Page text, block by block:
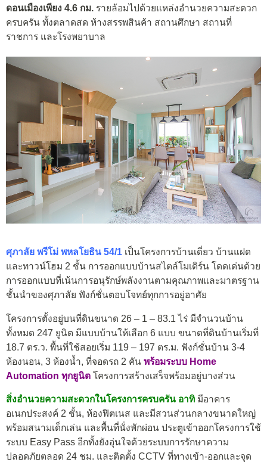
ดอนเมืองเพียง 4.6 กม. รายล้อมไปด้วยแหล่งอำนวยความสะดวก
ครบครัน ทั้งตลาดสด ห้างสรรพสินค้า สถานศึกษา สถานที่
ราชการ และโรงพยาบาล
ศุภาลัย พรีโม่ พหลโยธิน 54/1 เป็นโครงการบ้านเดี่ยว บ้านแฝด
และทาวน์โฮม 2 ชั้น การออกแบบบ้านสไตล์โมเดิร์น โดดเด่นด้วย
การออกแบบที่เน้นการอนุรักษ์พลังงานตามคุณภาพและมาตรฐาน
ชั้นนำของศุภาลัย ฟังก์ชั่นตอบโจทย์ทุกการอยู่อาศัย
โครงการตั้งอยู่บนที่ดินขนาด 26 – 1 – 83.1 ไร่ มีจำนวนบ้าน
ทั้งหมด 247 ยูนิต มีแบบบ้านให้เลือก 6 แบบ ขนาดที่ดินบ้านเริ่มที่
18.7 ตร.ว. พื้นที่ใช้สอยเริ่ม 119 – 197 ตร.ม. ฟังก์ชั่นบ้าน 3-4
ห้องนอน, 3 ห้องน้ำ, ที่จอดรถ 2 คัน พร้อมระบบ Home
Automation ทุกยูนิต โครงการสร้างเสร็จพร้อมอยู่บางส่วน
สิ่งอำนวยความสะดวกในโครงการครบครัน อาทิ มีอาคาร
อเนกประสงค์ 2 ชั้น, ห้องฟิตเนส และมีสวนส่วนกลางขนาดใหญ่
พร้อมสนามเด็กเล่น และพื้นที่นั่งพักผ่อน ประตูเข้าออกโครงการใช้
ระบบ Easy Pass อีกทั้งยังอุ่นใจด้วยระบบการรักษาความ
ปลอดภัยตลอด 24 ชม. และติดตั้ง CCTV ที่ทางเข้า-ออกและจุด